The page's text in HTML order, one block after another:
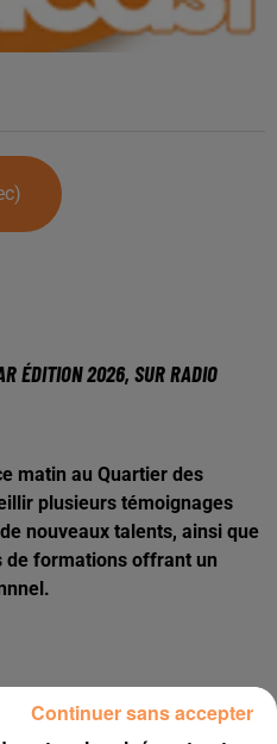
ÉDITION 2026, SUR RADIO
matin au Quartier des
plusieurs témoignages
nouveaux talents, ainsi que
de formations offrant un
DE FRANCE
Continuer sans accepter